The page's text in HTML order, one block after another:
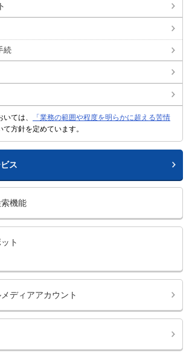
続
ては、
「業務の範囲や程度を明らかに超える苦情
て方針を定めています。
ス
機能
ト
ディアアカウント